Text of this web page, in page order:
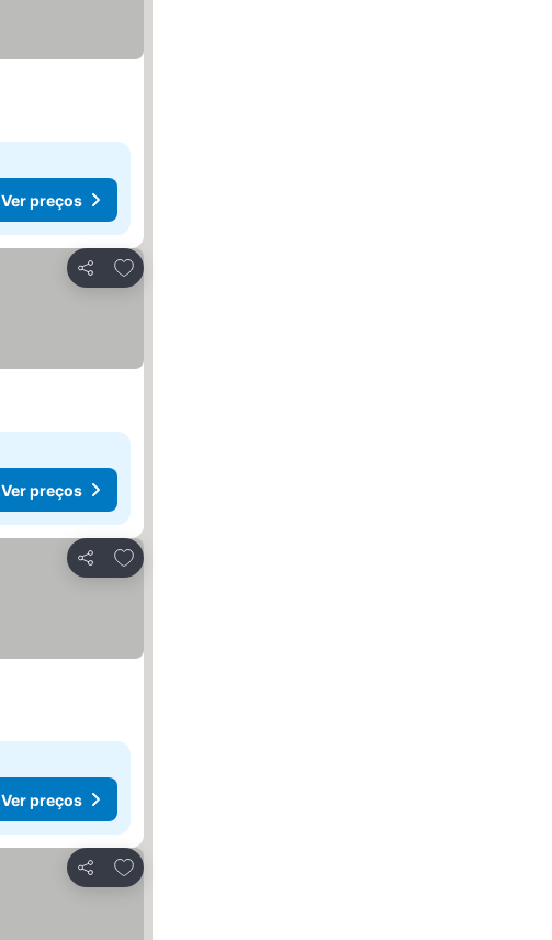
Ver preços
Partilhar
Adicionar aos favoritos
Ver preços
Partilhar
Adicionar aos favoritos
Ver preços
Partilhar
Adicionar aos favoritos